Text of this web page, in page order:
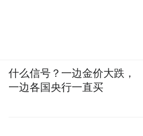
什么信号？一边金价大跌，
一边各国央行一直买